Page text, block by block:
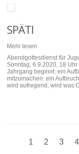
SPÄTI
Mehr lesen
Abendgottesdienst für
Sonntag, 6.9.2020, 18
Jahrgang beginnt: ein
mitzumachen: ein
wird aufregend, wird was
1 2 3 4